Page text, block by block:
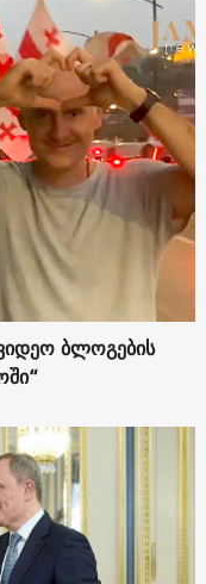
ბლოგების